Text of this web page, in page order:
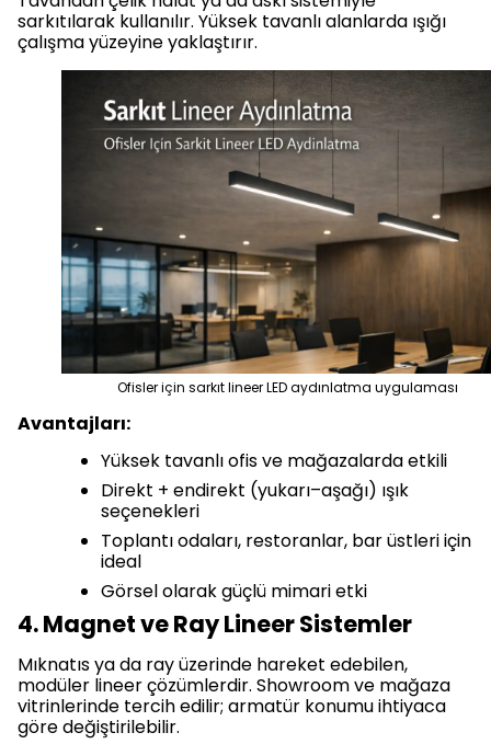
sarkıtılarak kullanılır. Yüksek tavanlı alanlarda ışığı
çalışma yüzeyine yaklaştırır.
Ofisler için sarkıt lineer LED aydınlatma uygulaması
Avantajları:
Yüksek tavanlı ofis ve mağazalarda etkili
Direkt + endirekt (yukarı–aşağı) ışık
seçenekleri
Toplantı odaları, restoranlar, bar üstleri için
ideal
Görsel olarak güçlü mimari etki
4. Magnet ve Ray Lineer Sistemler
Mıknatıs ya da ray üzerinde hareket edebilen,
modüler lineer çözümlerdir. Showroom ve mağaza
vitrinlerinde tercih edilir; armatür konumu ihtiyaca
göre değiştirilebilir.